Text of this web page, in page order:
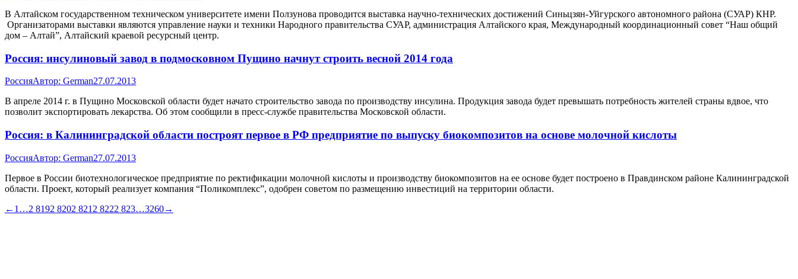
В Алтайском государственном техническом университете имени Ползунова проводится выставка научно-технических достижений Синьцзян-Уйгурского автономного района (СУАР) КНР.
Организаторами выставки являются управление науки и техники Народного правительства СУАР, администрация Алтайского края, Международный координационный совет “Наш общий
дом – Алтай”, Алтайский краевой ресурсный центр.
Россия: инсулиновый завод в подмосковном Пущино начнут строить весной 2014 года
РоссияАвтор: German27.07.2013
В апреле 2014 г. в Пущино Московской области будет начато строительство завода по производству инсулина. Продукция завода будет превышать потребность жителей страны вдвое, что
позволит экспортировать лекарства. Об этом сообщили в пресс-службе правительства Московской области.
Россия: в Калининградской области построят первое в РФ предприятие по выпуску биокомпозитов на основе молочной кислоты
РоссияАвтор: German27.07.2013
Первое в России биотехнологическое предприятие по ректификации молочной кислоты и производству биокомпозитов на ее основе будет построено в Правдинском районе Калининградской
области. Проект, который реализует компания “Поликомплекс”, одобрен советом по размещению инвестиций на территории области.
← 1 …2 8192 8202 821 2 8222 823…3260→